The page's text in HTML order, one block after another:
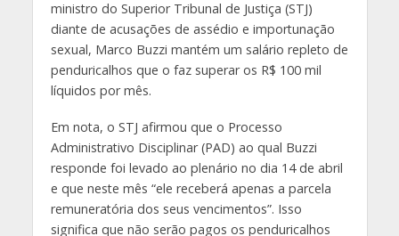
ministro do Superior Tribunal de Justiça (STJ)
diante de acusações de assédio e importunação
sexual, Marco Buzzi mantém um salário repleto de
penduricalhos que o faz superar os R$ 100 mil
líquidos por mês.
Em nota, o STJ afirmou que o Processo
Administrativo Disciplinar (PAD) ao qual Buzzi
responde foi levado ao plenário no dia 14 de abril
e que neste mês “ele receberá apenas a parcela
remuneratória dos seus vencimentos”. Isso
significa que não serão pagos os penduricalhos